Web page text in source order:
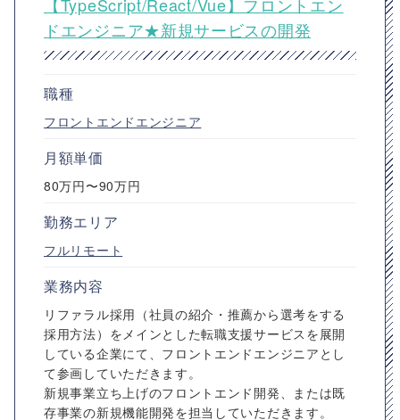
ドエンジニア★新規サービスの開発
職種
フロントエンドエンジニア
月額単価
80万円〜90万円
勤務エリア
フルリモート
業務内容
リファラル採用（社員の紹介・推薦から選考をする
採用方法）をメインとした転職支援サービスを展開
している企業にて、フロントエンドエンジニアとし
て参画していただきます。
新規事業立ち上げのフロントエンド開発、または既
存事業の新規機能開発を担当していただきます。